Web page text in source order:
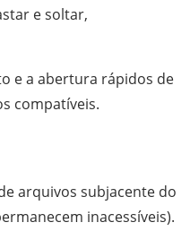
e soltar,
e a abertura rápidos de
compatíveis.
arquivos subjacente do
inacessíveis).